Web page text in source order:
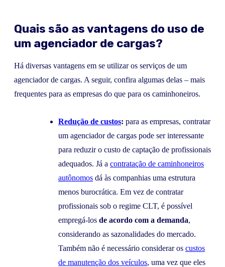
Quais são as vantagens do uso de
um agenciador de cargas?
Há diversas vantagens em se utilizar os serviços de um
agenciador de cargas. A seguir, confira algumas delas – mais
frequentes para as empresas do que para os caminhoneiros.
Redução de custos: para as empresas, contratar
um agenciador de cargas pode ser interessante
para reduzir o custo de captação de profissionais
adequados. Já a contratação de caminhoneiros
autônomos dá às companhias uma estrutura
menos burocrática. Em vez de contratar
profissionais sob o regime CLT, é possível
empregá-los de acordo com a demanda,
considerando as sazonalidades do mercado.
Também não é necessário considerar os custos
de manutenção dos veículos, uma vez que eles